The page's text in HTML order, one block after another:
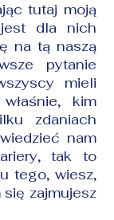
tutaj moją
dla nich
na tą naszą
pytanie
mieli
kim
zdaniach
nam
tak to
tego, wiesz,
zajmujesz